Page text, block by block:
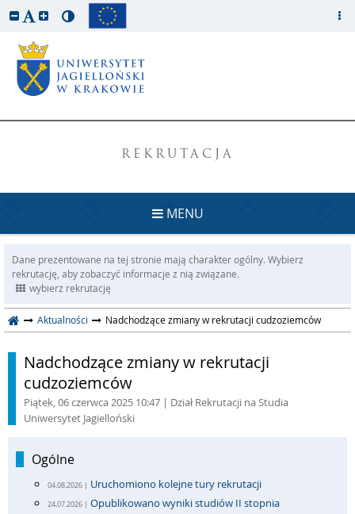
REKRUTACJA
MENU
Dane prezentowane na tej stronie mają charakter ogólny. Wybierz
rekrutację, aby zobaczyć informacje z nią związane.
wybierz rekrutację
Aktualności Nadchodzące zmiany w rekrutacji cudzoziemców
Nadchodzące zmiany w rekrutacji
cudzoziemców
Piątek, 06 czerwca 2025 10:47 | Dział Rekrutacji na Studia
Uniwersytet Jagielloński
Ogólne
04.08.2026 | Uruchomiono kolejne tury rekrutacji
24.07.2026 | Opublikowano wyniki studiów II stopnia